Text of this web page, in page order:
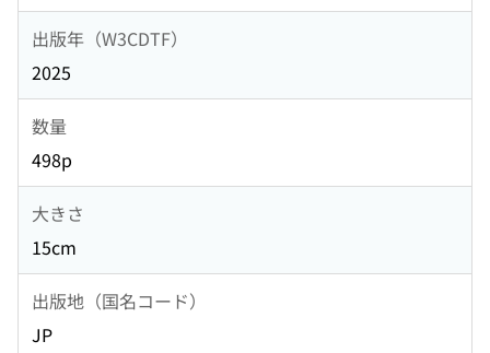
出版年（W3CDTF）
2025
数量
498p
大きさ
15cm
出版地（国名コード）
JP